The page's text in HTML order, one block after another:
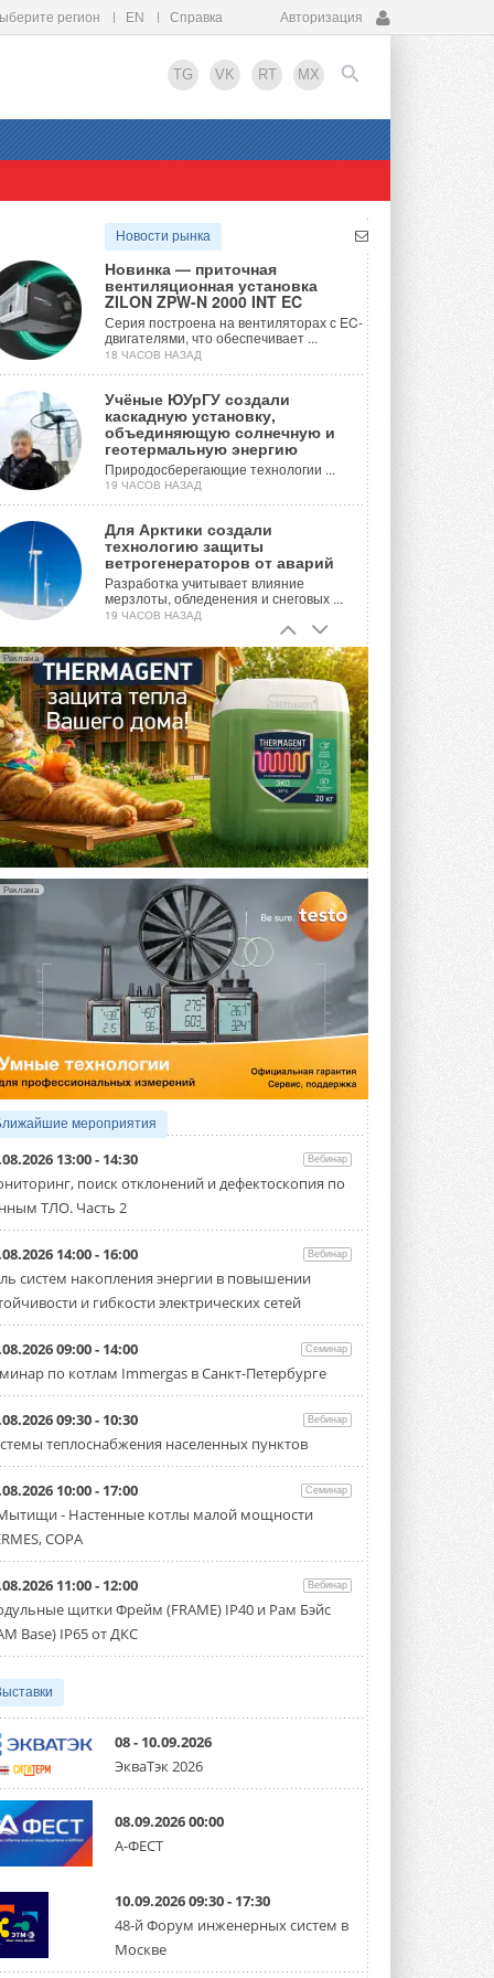
регион EN Справка Авторизация
TG VK RT MX
EN
Новости рынка
Новинка — приточная
вентиляционная установка
ZILON ZPW-N 2000 INT EC
Серия построена на вентиляторах с EC-
двигателями, что обеспечивает ...
18 ЧАСОВ НАЗАД
Учёные ЮУрГУ создали
каскадную установку,
объединяющую солнечную и
геотермальную энергию
Природосберегающие технологии ...
19 ЧАСОВ НАЗАД
Для Арктики создали
технологию защиты
ветрогенераторов от аварий
Разработка учитывает влияние
мерзлоты, обледенения и снеговых ...
19 ЧАСОВ НАЗАД
Гибридный тепловой насос PV/T
с одним общим испарителем
Исследователи предложили
конструкцию двухисточникового ...
ВЧЕРА
21-й ежегодный форум
«ЦОД-2026»
Мероприятие пройдет 2-3 сентября в
отеле Radisson Slavyanskaya. Форум
посетит более двух тысяч участников ...
ВЧЕРА
Китайская Shenling представила
линейку тепловых насосов
«воздух-вода» на R290
Серия ThermaX R290 All-In-One
включает три модели ...
4 АВГУСТА 2026
Тепловые насосы в связке с
солнечной генерацией и
накопителем снижают
потребление на 60%
Исследователи из Италии установили ...
4 АВГУСТА 2026
«РУСКЛИМАТ Fest 2026» в Уфе
собрал свыше 700 профи
климатической отрасли
Организатором выступил торгово-
производственный холдинг ...
«Датарк» испытал модульный
ЦОД с плотностью 54 кВт на
стойку
Испытания прошли на собственной
производственной площадке и были ...
3 АВГУСТА 2026
Samsung выпускает VRF-
систему DVM на R32
производительностью от 22,4 до 56 кВт.
Суммарная длина трубопроводов ...
итоги конкурса студенческих
проектов «ТИМ-лидеры 2026»
Новый сезон конкурса «ТИМ-лидеры»
стартует уже в сентябре 2026 года ...
3 АВГУСТА 2026
партнёрство за Уралом
Президент Омского землячества в
Москве Михаил Тимошенко посетил
Омск с трёхдневным рабочим визитом ...
31 ИЮЛЯ 2026
Carrier модернизирует
флагманский чиллер AquaEdge
работающую на хладагенте R1234ze ...
31 ИЮЛЯ 2026
Mitsubishi расширяет
Реклама
Реклама
мероприятия
13:00 - 14:30 Вебинар
поиск отклонений и дефектоскопия по
ТЛО. Часть 2
14:00 - 16:00 Вебинар
систем накопления энергии в повышении
и гибкости электрических сетей
09:00 - 14:00 Семинар
по котлам Immergas в Санкт-Петербурге
09:30 - 10:30 Вебинар
теплоснабжения населенных пунктов
10:00 - 17:00 Семинар
- Настенные котлы малой мощности
COPA
11:00 - 12:00 Вебинар
щитки Фрейм (FRAME) IP40 и Рам Бэйс
Base) IP65 от ДКС
08 - 10.09.2026
ЭкваТэк 2026
08.09.2026 00:00
А-ФЕСТ
10.09.2026 09:30 - 17:30
48-й Форум инженерных систем в
Москве